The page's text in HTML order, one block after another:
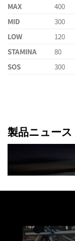
MAX
400
MID
300
LOW
120
STAMINA
80
SOS
300
製品ニュース